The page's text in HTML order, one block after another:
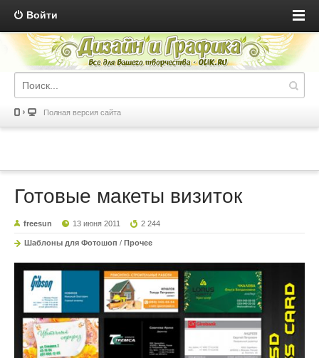
Войти
Полная версия сайта
Готовые макеты визиток
freesun 13 июня 2011 2 244
Шаблоны для Фотошоп / Прочее